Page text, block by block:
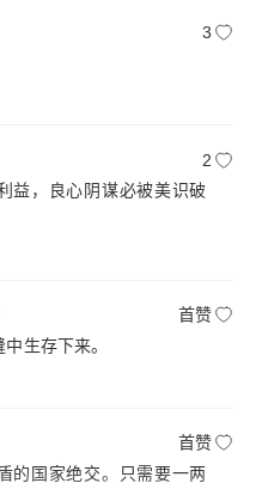
3
2
益，良心阴谋必被美识破
首赞
生存下来。
首赞
的国家绝交。只需要一两